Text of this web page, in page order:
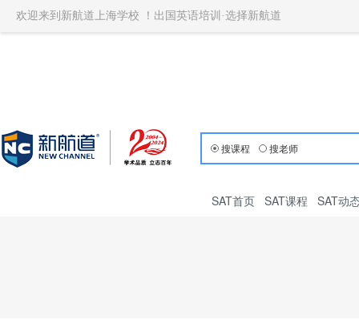
欢迎来到新航道上海学校 ！出国英语培训·选择新航道
搜课程 搜老师
SAT首页 SAT课程 SAT动